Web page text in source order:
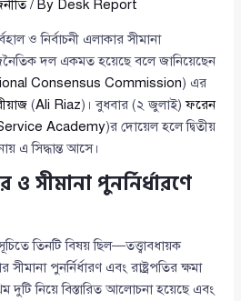
/ By Desk Report
ও নির্বাচনী এলাকার সীমানা
দল একমত হয়েছে বলে জানিয়েছেন
Consensus Commission) এর
(Ali Riaz)। বুধবার (২ জুলাই)ফরেন
Academy)র দোয়েল হলে দ্বিতীয়
এ সিদ্ধান্ত আসে।
সীমানা পুনর্নির্ধারণে
তিনটি বিষয় ছিল—তত্ত্বাবধায়ক
সীমানা পুনর্নির্ধারণ এবং রাষ্ট্রপতির ক্ষমা
দুটি নিয়ে বিস্তারিত আলোচনা হয়েছে এবং